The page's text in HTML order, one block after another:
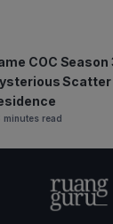
COC Season
Scatter
minutes read